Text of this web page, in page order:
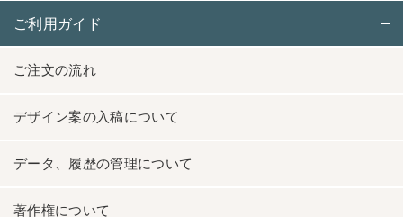
ご利用ガイド
ご注文の流れ
デザイン案の入稿について
データ、履歴の管理について
著作権について